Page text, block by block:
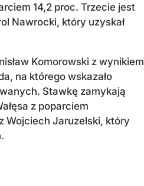
14,2 proc. Trzecie jest
Nawrocki, który uzyskał
Komorowski z wynikiem
na którego wskazało
Stawkę zamykają
z poparciem
Wojciech Jaruzelski, który